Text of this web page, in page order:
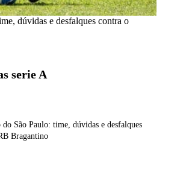
dúvidas e desfalques contra o
serie A
do São Paulo: time, dúvidas e desfalques
Bragantino